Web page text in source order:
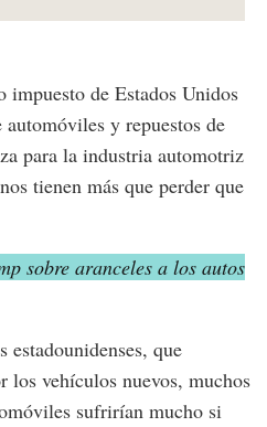
de Estados Unidos
y repuestos de
para la industria automotriz
tienen más que perder que
sobre aranceles a los autos
estadounidenses, que
los vehículos nuevos, muchos
sufrirían mucho si